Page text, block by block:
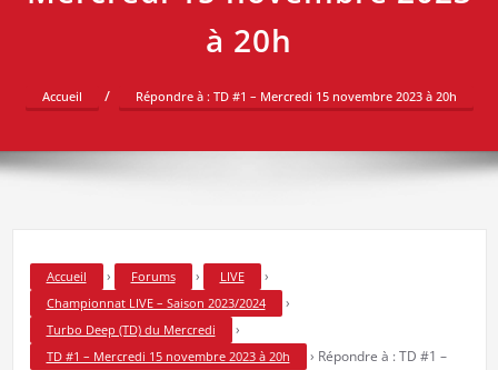
à 20h
Accueil Répondre à : TD #1 – Mercredi 15 novembre 2023 à 20h
Accueil › Forums › LIVE ›
Championnat LIVE – Saison 2023/2024 ›
Turbo Deep (TD) du Mercredi ›
TD #1 – Mercredi 15 novembre 2023 à 20h › Répondre à : TD #1 –